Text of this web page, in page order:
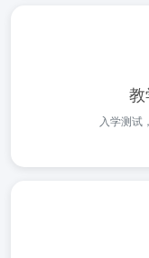
入学测试